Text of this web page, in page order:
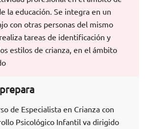
la educación. Se integra en un
con otras personas del mismo
tareas de identificación y
estilos de crianza, en el ámbito
de Especialista en Crianza con
Psicológico Infantil va dirigido